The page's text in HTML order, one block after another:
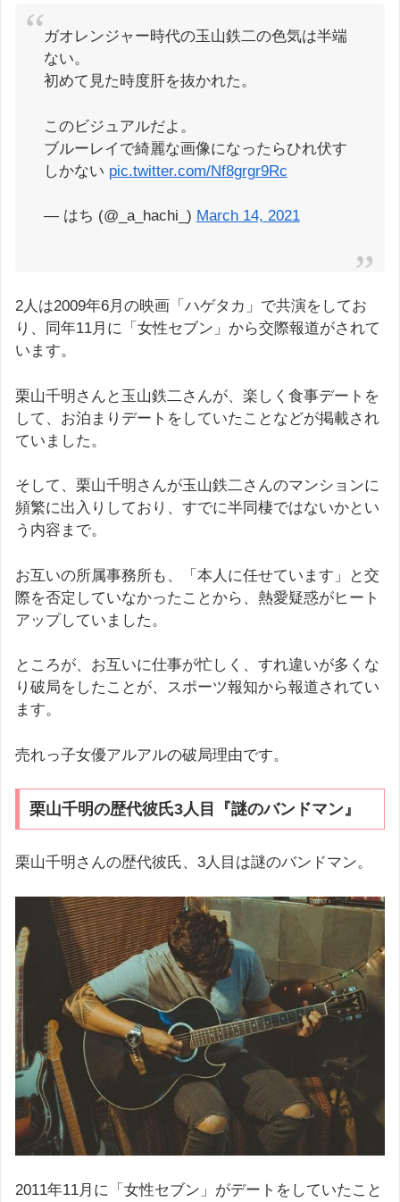
ガオレンジャー時代の玉山鉄二の色気は半端
ない。
初めて見た時度肝を抜かれた。
このビジュアルだよ。
ブルーレイで綺麗な画像になったらひれ伏す
しかない pic.twitter.com/Nf8grgr9Rc
— はち (@_a_hachi_) March 14, 2021
2人は2009年6月の映画「ハゲタカ」で共演をしてお
り、同年11月に「女性セブン」から交際報道がされて
います。
栗山千明さんと玉山鉄二さんが、楽しく食事デートを
して、お泊まりデートをしていたことなどが掲載され
ていました。
そして、栗山千明さんが玉山鉄二さんのマンションに
頻繁に出入りしており、すでに半同棲ではないかとい
う内容まで。
お互いの所属事務所も、「本人に任せています」と交
際を否定していなかったことから、熱愛疑惑がヒート
アップしていました。
ところが、お互いに仕事が忙しく、すれ違いが多くな
り破局をしたことが、スポーツ報知から報道されてい
ます。
売れっ子女優アルアルの破局理由です。
栗山千明の歴代彼氏3人目『謎のバンドマン』
栗山千明さんの歴代彼氏、3人目は謎のバンドマン。
2011年11月に「女性セブン」がデートをしていたこと